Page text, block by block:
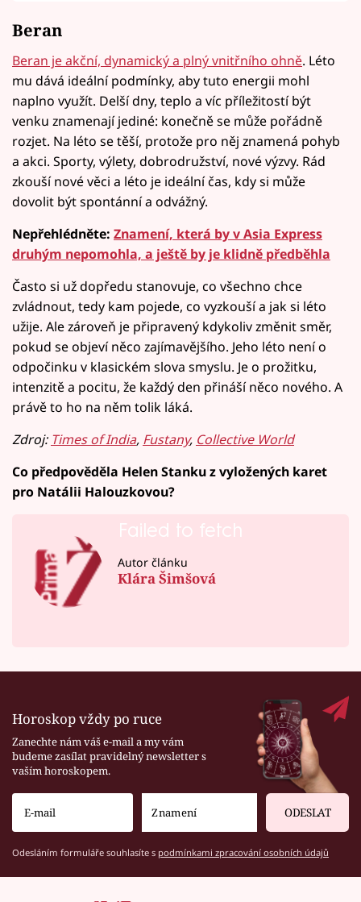
Beran
Beran je akční, dynamický a plný vnitřního ohně. Léto
mu dává ideální podmínky, aby tuto energii mohl
naplno využít. Delší dny, teplo a víc příležitostí být
venku znamenají jediné: konečně se může pořádně
rozjet. Na léto se těší, protože pro něj znamená pohyb
a akci. Sporty, výlety, dobrodružství, nové výzvy. Rád
zkouší nové věci a léto je ideální čas, kdy si může
dovolit být spontánní a odvážný.
Nepřehlédněte: Znamení, která by v Asia Express
druhým nepomohla, a ještě by je klidně předběhla
Často si už dopředu stanovuje, co všechno chce
zvládnout, tedy kam pojede, co vyzkouší a jak si léto
užije. Ale zároveň je připravený kdykoliv změnit směr,
pokud se objeví něco zajímavějšího. Jeho léto není o
odpočinku v klasickém slova smyslu. Je o prožitku,
intenzitě a pocitu, že každý den přináší něco nového. A
právě to ho na něm tolik láká.
Zdroj: Times of India, Fustany, Collective World
Co předpověděla Helen Stanku z vyložených karet
pro Natálii Halouzkovou?
Failed to fetch
Autor článku
Klára Šimšová
Horoskop vždy po ruce
Zanechte nám váš e-mail a my vám
budeme zasílat pravidelný newsletter s
vaším horoskopem.
ODESLAT
Odesláním formuláře souhlasíte s podmínkami zpracování osobních údajů